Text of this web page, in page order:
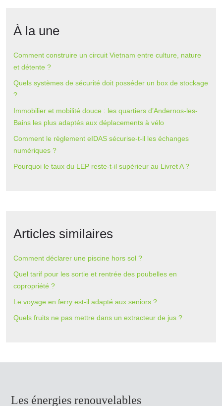
À la une
Comment construire un circuit Vietnam entre culture, nature
et détente ?
Quels systèmes de sécurité doit posséder un box de stockage
?
Immobilier et mobilité douce : les quartiers d’Andernos-les-
Bains les plus adaptés aux déplacements à vélo
Comment le règlement eIDAS sécurise-t-il les échanges
numériques ?
Pourquoi le taux du LEP reste-t-il supérieur au Livret A ?
Articles similaires
Comment déclarer une piscine hors sol ?
Quel tarif pour les sortie et rentrée des poubelles en
copropriété ?
Le voyage en ferry est-il adapté aux seniors ?
Quels fruits ne pas mettre dans un extracteur de jus ?
Les énergies renouvelables